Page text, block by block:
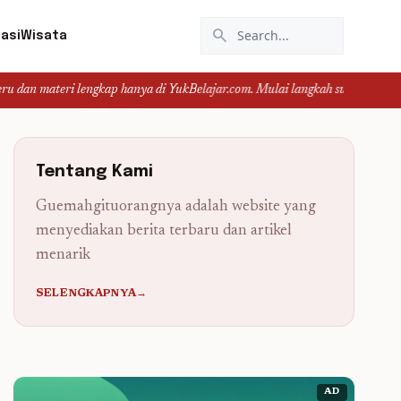
Wisata search
lengkap hanya di YukBelajar.com. Mulai langkah suksesmu hari ini! •
Tentang Kami
Guemahgituorangnya adalah website yang
menyediakan berita terbaru dan artikel
menarik
SELENGKAPNYA→
AD